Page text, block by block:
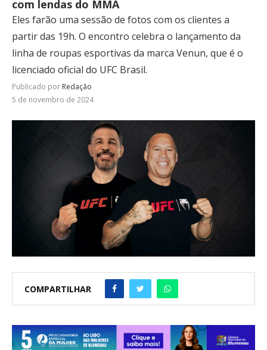
com lendas do MMA
Eles farão uma sessão de fotos com os clientes a
partir das 19h. O encontro celebra o lançamento da
linha de roupas esportivas da marca Venun, que é o
licenciado oficial do UFC Brasil.
Publicado por Redação
5 de novembro de 2024
COMPARTILHAR